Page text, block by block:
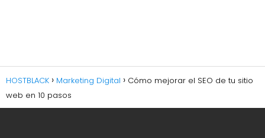
HOSTBLACK Marketing Digital
Cómo mejorar el SEO de tu sitio
web en 10 pasos